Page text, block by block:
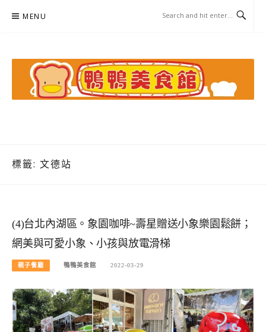
MENU
標籤: 文德站
(4)台北內湖區。象園咖啡~壽星贈送小象樂園鬆餅；
網美與可愛小象、小孩與放電滑梯
親子餐廳 鴨鴨美食館 2022-03-29